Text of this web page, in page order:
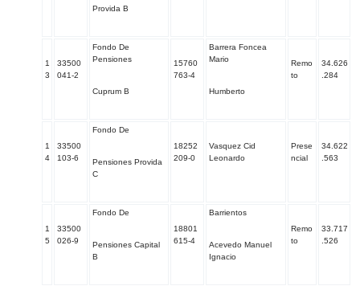
Provida B
1
3
33500
041-2
Fondo De
Pensiones
Cuprum B
15760
763-4
Barrera Foncea
Mario
Humberto
Remo
to
34.626
.284
1
4
33500
103-6
Fondo De
Pensiones Provida
C
18252
209-0
Vasquez Cid
Leonardo
Prese
ncial
34.622
.563
1
5
33500
026-9
Fondo De
Pensiones Capital
B
18801
615-4
Barrientos
Acevedo Manuel
Ignacio
Remo
to
33.717
.526